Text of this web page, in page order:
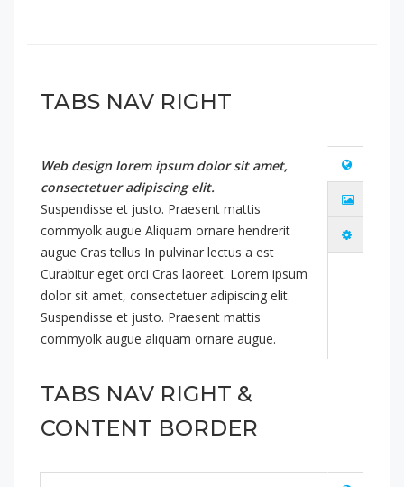
TABS NAV RIGHT
Web design lorem ipsum dolor sit amet,
consectetuer adipiscing elit.
Suspendisse et justo. Praesent mattis
commyolk augue Aliquam ornare hendrerit
augue Cras tellus In pulvinar lectus a est
Curabitur eget orci Cras laoreet. Lorem ipsum
dolor sit amet, consectetuer adipiscing elit.
Suspendisse et justo. Praesent mattis
commyolk augue aliquam ornare augue.
TABS NAV RIGHT &
CONTENT BORDER